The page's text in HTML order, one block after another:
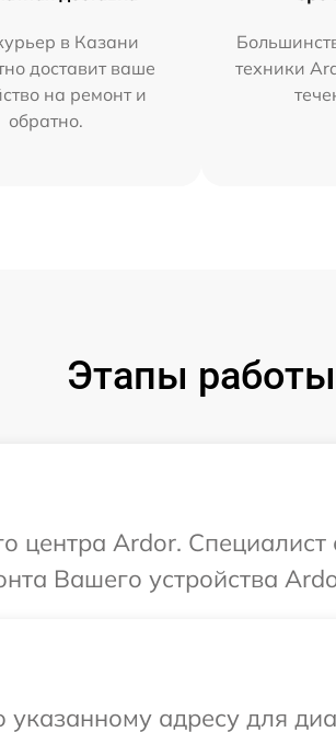
в Казани
доставит ваше
на ремонт и
обратно.
техники
Этапы работы
центра Ardor.
Вашего устройства
адресу для